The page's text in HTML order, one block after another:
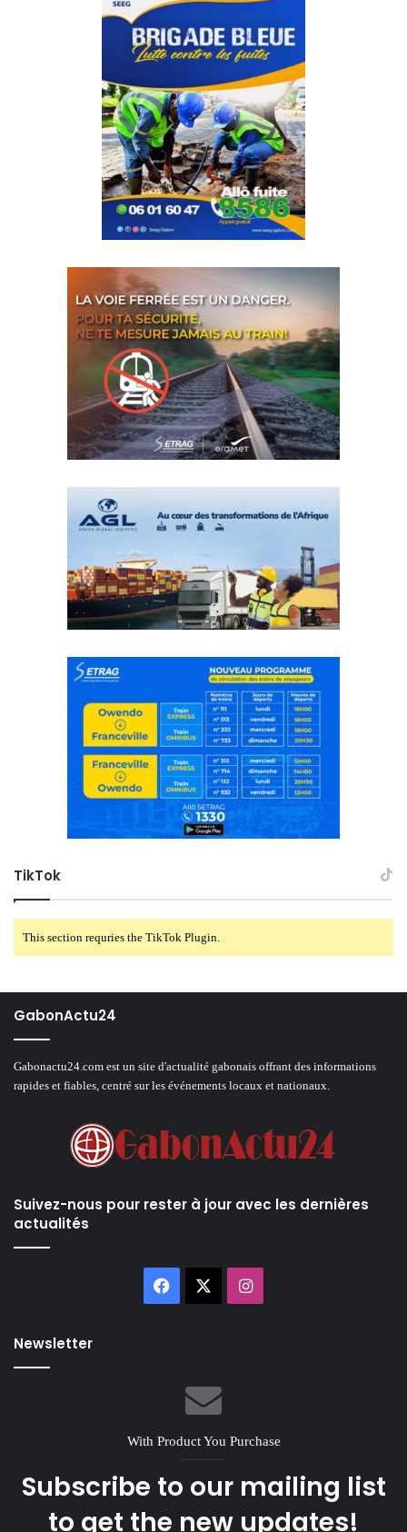
TikTok
This section requries the TikTok Plugin.
GabonActu24
Gabonactu24.com est un site d'actualité gabonais offrant des informations
rapides et fiables, centré sur les événements locaux et nationaux.
Suivez-nous pour rester à jour avec les dernières
actualités
Facebook Instagram
Newsletter
With Product You Purchase
Subscribe to our mailing list
to get the new updates!